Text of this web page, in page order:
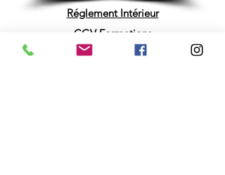
Réglement Intérieur
CGV Formations
CGV Institut